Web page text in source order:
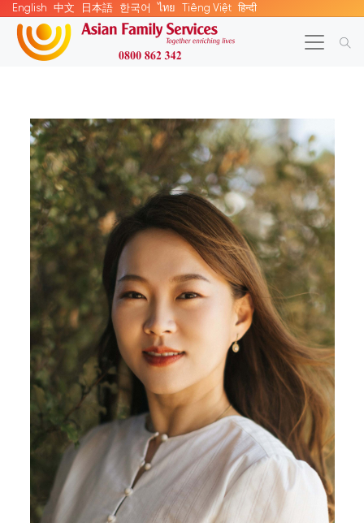
English 中文 日本語 한국어 ไทย Tiếng Việt हिन्दी